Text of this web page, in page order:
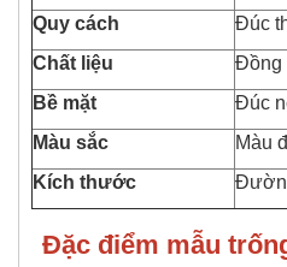
Quy cách
Đúc
Chất liệu
Đồng
Bề mặt
Đúc
Màu sắc
Màu
Kích thước
Đặc điểm mẫu